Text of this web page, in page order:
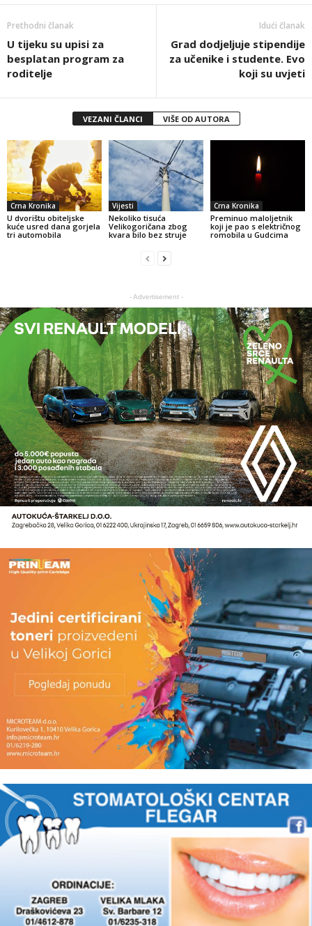
Prethodni članak
U tijeku su upisi za
besplatan program za
roditelje
Idući članak
Grad dodjeljuje stipendije
za učenike i studente. Evo
koji su uvjeti
VEZANI ČLANCI VIŠE OD AUTORA
Crna Kronika
U dvorištu obiteljske
kuće usred dana gorjela
tri automobila
Vijesti
Nekoliko tisuća
Velikogoričana zbog
kvara bilo bez struje
Crna Kronika
Preminuo maloljetnik
koji je pao s električnog
romobila u Gudcima
- Advertisement -